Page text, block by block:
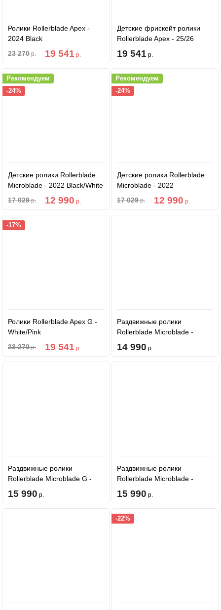
Ролики Rollerblade Apex -
2024 Black
23 270р. 19 541 р.
Детские фрискейт ролики
Rollerblade Apex - 25/26
Charcoal/Yellow
19 541 р.
Детские ролики Rollerblade
Microblade - 2022 Black/White
17 029р. 12 990 р.
Рекомендуем
-24%
Детские ролики Rollerblade
Microblade - 2022
17 029р. 12 990 р.
Рекомендуем
-24%
Ролики Rollerblade Apex G -
White/Pink
23 270р. 19 541 р.
-17%
Раздвижные ролики
Rollerblade Microblade -
Black/Red
14 990 р.
Раздвижные ролики
Rollerblade Microblade G -
Black/Neon Pink
15 990 р.
Раздвижные ролики
Rollerblade Microblade -
Black/Neon Yellow
15 990 р.
-22%